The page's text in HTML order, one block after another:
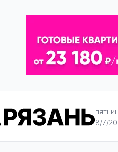
8/7/